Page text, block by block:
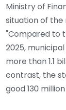
Ministry of
situation of the
"Compared to
2025,
more than 1.1
contrast, the
good 130